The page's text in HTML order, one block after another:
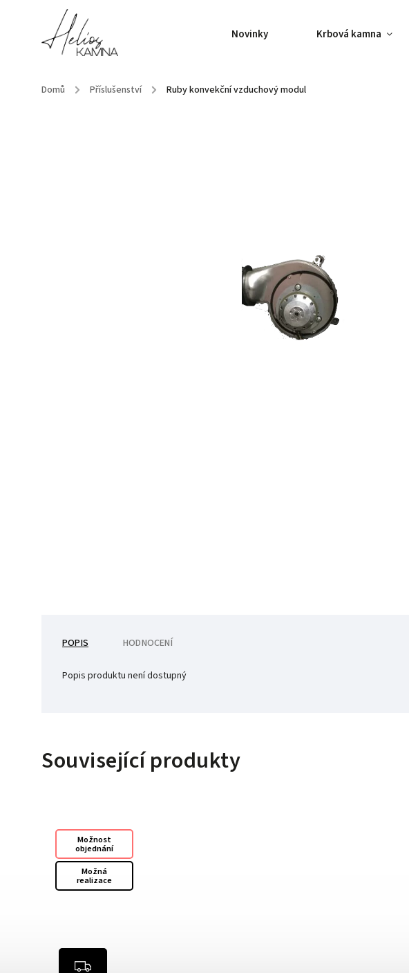
Novinky Krbová kamna
Domů / Příslušenství / Ruby konvekční vzduchový modul
POPIS HODNOCENÍ
Popis produktu není dostupný
Související produkty
Možnost
objednání
Možná
realizace